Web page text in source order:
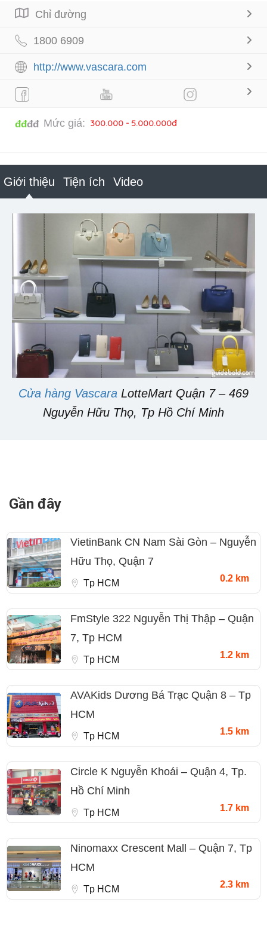
Chỉ đường
1800 6909
http://www.vascara.com
đđđđ Mức giá: 300.000 - 5.000.000đ
Giới thiệu Tiện ích Video
Cửa hàng Vascara LotteMart Quận 7 – 469
Nguyễn Hữu Thọ, Tp Hồ Chí Minh
Gần đây
VietinBank CN Nam Sài Gòn – Nguyễn
Hữu Thọ, Quận 7
Tp HCM 0.2 km
FmStyle 322 Nguyễn Thị Thập – Quận
7, Tp HCM
Tp HCM 1.2 km
AVAKids Dương Bá Trạc Quận 8 – Tp
HCM
Tp HCM 1.5 km
Circle K Nguyễn Khoái – Quận 4, Tp.
Hồ Chí Minh
Tp HCM 1.7 km
Ninomaxx Crescent Mall – Quận 7, Tp
HCM
Tp HCM 2.3 km